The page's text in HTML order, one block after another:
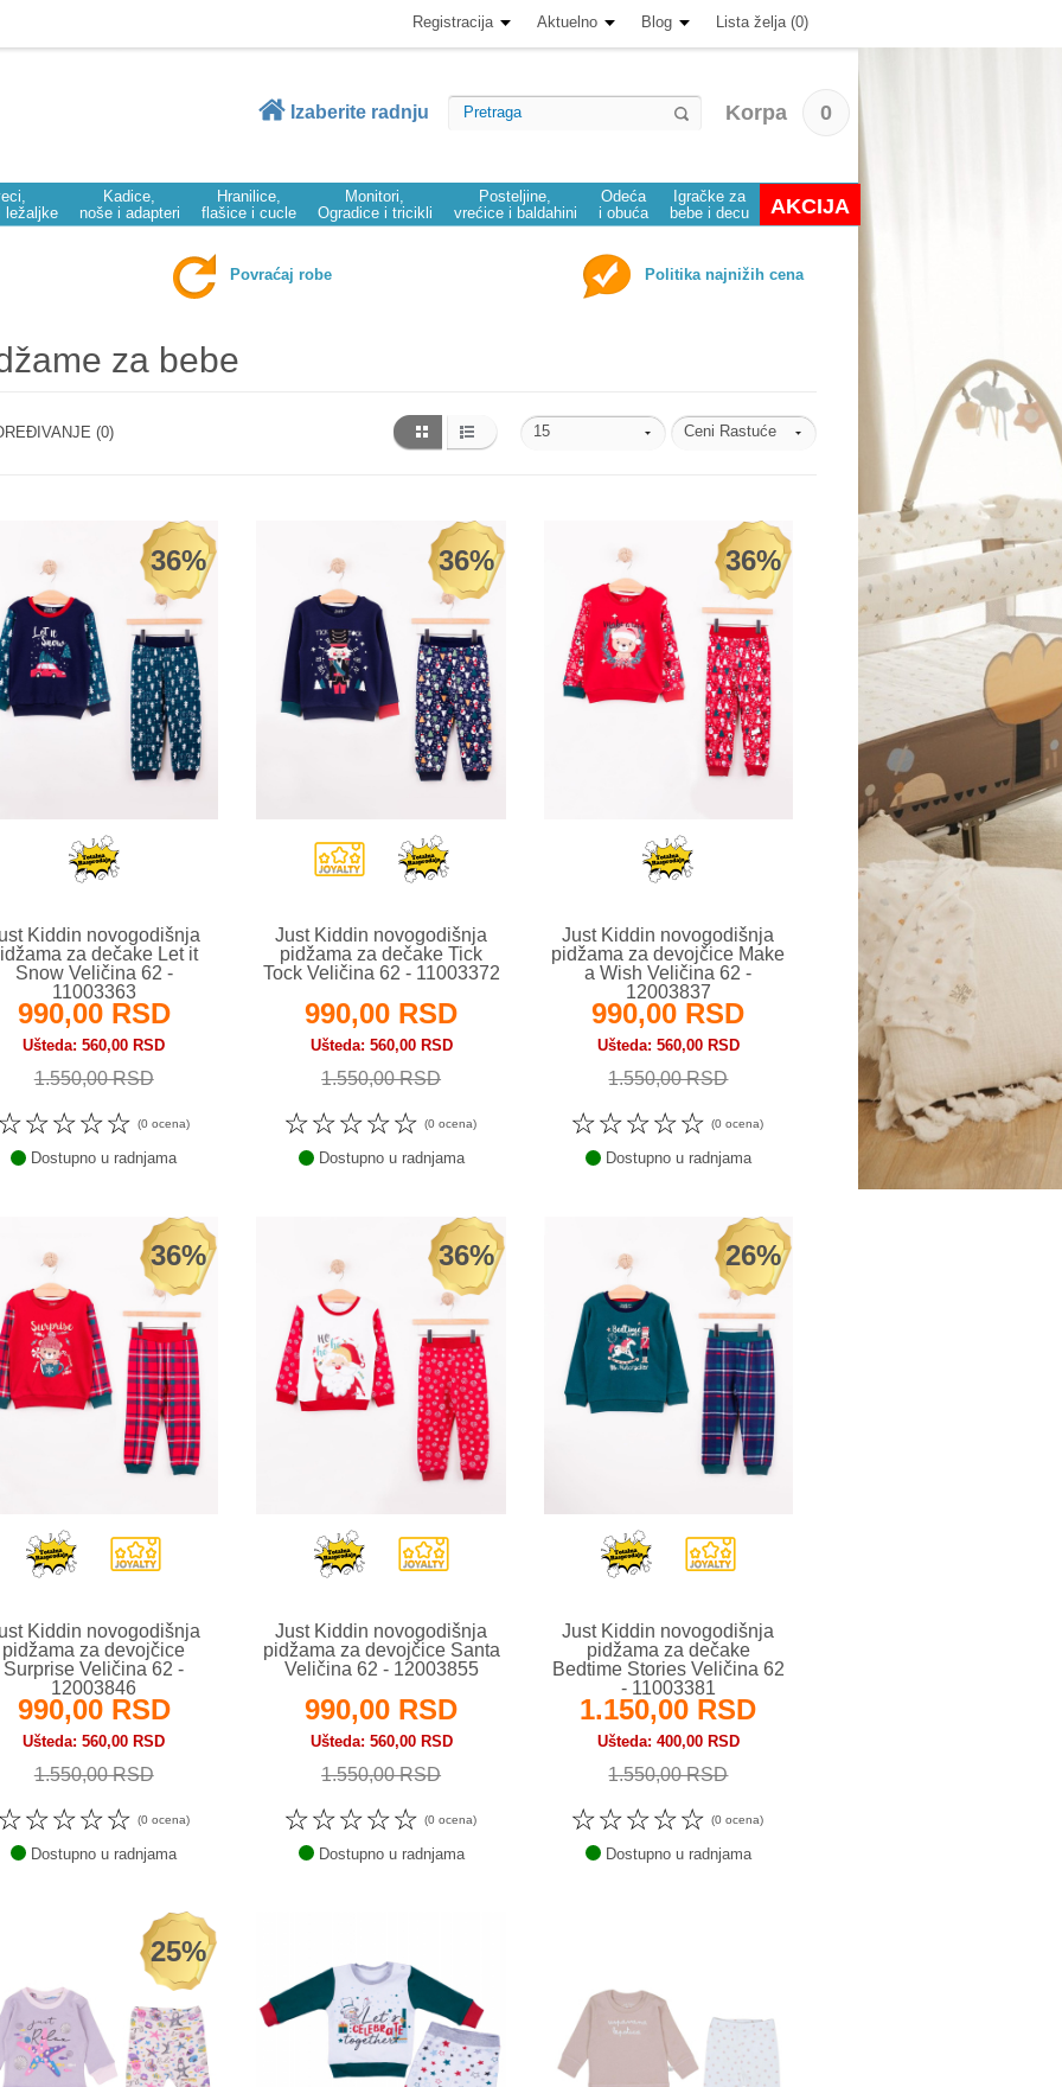
Registracija Aktuelno Blog Lista želja (0)
Izaberite radnju Korpa 0
ležaljke
Kadice,
noše i adapteri
Hranilice,
flašice i cucle
Monitori,
Ogradice i tricikli
Posteljine,
vrećice i baldahini
Odeća
i obuća
Igračke za
bebe i decu
AKCIJA
Povraćaj robe Politika najnižih cena
za bebe
(0)
36%
Kiddin novogodišnja
za dečake Let it
Snow Veličina 62 -
11003363
990,00 RSD
Ušteda 560,00 RSD
1.550,00 RSD
☆
☆
☆
☆ (0 ocena)
Dostupno u radnjama
36%
Just Kiddin novogodišnja
pidžama za dečake Tick
Tock Veličina 62 - 11003372
990,00 RSD
Ušteda 560,00 RSD
1.550,00 RSD
☆
☆
☆
☆
☆ (0 ocena)
Dostupno u radnjama
36%
Just Kiddin novogodišnja
pidžama za devojčice Make
a Wish Veličina 62 -
12003837
990,00 RSD
Ušteda 560,00 RSD
1.550,00 RSD
☆
☆
☆
☆
☆ (0 ocena)
Dostupno u radnjama
36%
Kiddin novogodišnja
pidžama za devojčice
Surprise Veličina 62 -
12003846
990,00 RSD
Ušteda 560,00 RSD
1.550,00 RSD
☆
☆
☆
☆ (0 ocena)
Dostupno u radnjama
36%
Just Kiddin novogodišnja
pidžama za devojčice Santa
Veličina 62 - 12003855
990,00 RSD
Ušteda 560,00 RSD
1.550,00 RSD
☆
☆
☆
☆
☆ (0 ocena)
Dostupno u radnjama
26%
Just Kiddin novogodišnja
pidžama za dečake
Bedtime Stories Veličina 62
- 11003381
1.150,00 RSD
Ušteda 400,00 RSD
1.550,00 RSD
☆
☆
☆
☆
☆ (0 ocena)
Dostupno u radnjama
25%